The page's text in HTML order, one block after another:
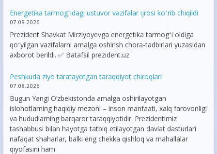
Energetika tarmogʻidagi ustuvor vazifalar ijrosi koʻrib chiqildi
07.08.2026
Prezident Shavkat Mirziyoyevga energetika tarmogʻi oldiga
qoʻyilgan vazifalarni amalga oshirish chora-tadbirlari yuzasidan
axborot berildi. ✅ Batafsil prezident.uz
Peshkuda ziyo taratayotgan taraqqiyot chiroqlari
07.08.2026
Bugun Yangi O‘zbekistonda amalga oshirilayotgan
islohotlarning haqiqiy mezoni – inson manfaati, xalq farovonligi
va hududlarning barqaror taraqqiyotidir. Prezidentimiz
tashabbusi bilan hayotga tatbiq etilayotgan davlat dasturlari
nafaqat shaharlar, balki eng chekka qishloq va mahallalar
qiyofasini ham